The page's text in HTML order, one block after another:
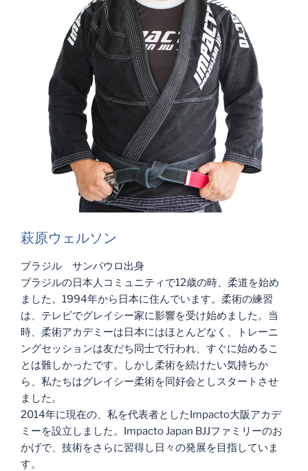
萩原ウェルソン
ブラジル サンパウロ出身
ブラジルの日本人コミュニティで12歳の時、柔道を始め
ました。1994年から日本に住んでいます。柔術の練習
は、テレビでグレイシー家に影響を受け始めました。当
時、柔術アカデミーは日本にはほとんどなく、トレーニ
ングセッションは友だち同士で行われ、すぐに始めるこ
とは難しかったです。しかし柔術を続けたい気持ちか
ら、私たちはグレイシー柔術を同好会としスタートさせ
ました。
2014年に現在の、私を代表者としたImpacto大阪アカデ
ミーを設立しました。Impacto Japan BJJファミリーのお
かげで、技術をさらに習得し日々の発展を目指していま
す。